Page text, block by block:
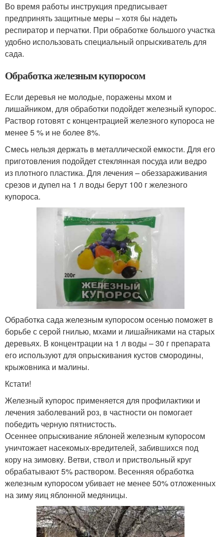
Во время работы инструкция предписывает
предпринять защитные меры – хотя бы надеть
респиратор и перчатки. При обработке большого участка
удобно использовать специальный опрыскиватель для
сада.
Обработка железным купоросом
Если деревья не молодые, поражены мхом и
лишайником, для обработки подойдет железный купорос.
Раствор готовят с концентрацией железного купороса не
менее 5 % и не более 8%.
Смесь нельзя держать в металлической емкости. Для его
приготовления подойдет стеклянная посуда или ведро
из плотного пластика. Для лечения – обеззараживания
срезов и дупел на 1 л воды берут 100 г железного
купороса.
Обработка сада железным купоросом осенью поможет в
борьбе с серой гнилью, мхами и лишайниками на старых
деревьях. В концентрации на 1 л воды – 30 г препарата
его используют для опрыскивания кустов смородины,
крыжовника и малины.
Кстати!
Железный купорос применяется для профилактики и
лечения заболеваний роз, в частности он помогает
победить черную пятнистость.
Осеннее опрыскивание яблоней железным купоросом
уничтожает насекомых-вредителей, забившихся под
кору на зимовку. Ветви, ствол и приствольный круг
обрабатывают 5% раствором. Весенняя обработка
железным купоросом убивает не менее 50% отложенных
на зиму яиц яблонной медяницы.